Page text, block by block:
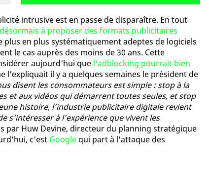
intrusive est en passe de disparaître. En tout
à proposer des formats publicitaires
plus en plus systématiquement adeptes de logiciels
le cas auprès des moins de 30 ans. Cette
aujourd'hui que l'adblocking pourrait bien
l'expliquait il y a quelques semaines le président de
disent les consommateurs est simple : stop à la
et aux vidéos qui démarrent toutes seules, et stop
histoire, l’industrie publicitaire digitale revient
s’intéresser à l’expérience que vivent les
par Huw Devine, directeur du planning stratégique
c'est Google qui part à l'attaque des